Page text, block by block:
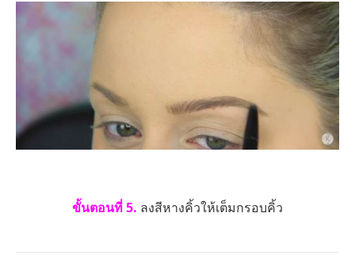
ขั้นตอนที่ 5. ลงสีหางคิ้วให้เต็มกรอบคิ้ว